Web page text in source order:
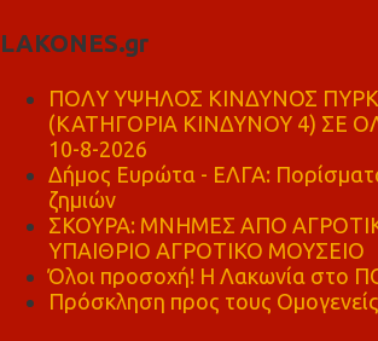
LAKONES.gr
ΠΟΛΥ ΥΨΗΛΟΣ ΚΙΝΔΥΝΟΣ
(ΚΑΤΗΓΟΡΙΑ ΚΙΝΔΥΝΟΥ 4) ΣΕ
10-8-2026
Δήμος Ευρώτα - ΕΛΓΑ:
ζημιών
ΣΚΟΥΡΑ: ΜΝΗΜΕΣ ΑΠΟ
ΥΠΑΙΘΡΙΟ ΑΓΡΟΤΙΚΟ ΜΟΥΣΕΙΟ
Όλοι προσοχή! Η Λακωνία στο
Πρόσκληση προς τους